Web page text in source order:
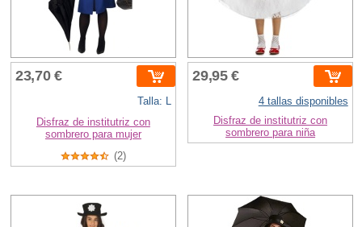
23,70 €
Talla: L
Disfraz de institutriz con
sombrero para mujer
(2)
29,95 €
4 tallas disponibles
Disfraz de institutriz con
sombrero para niña